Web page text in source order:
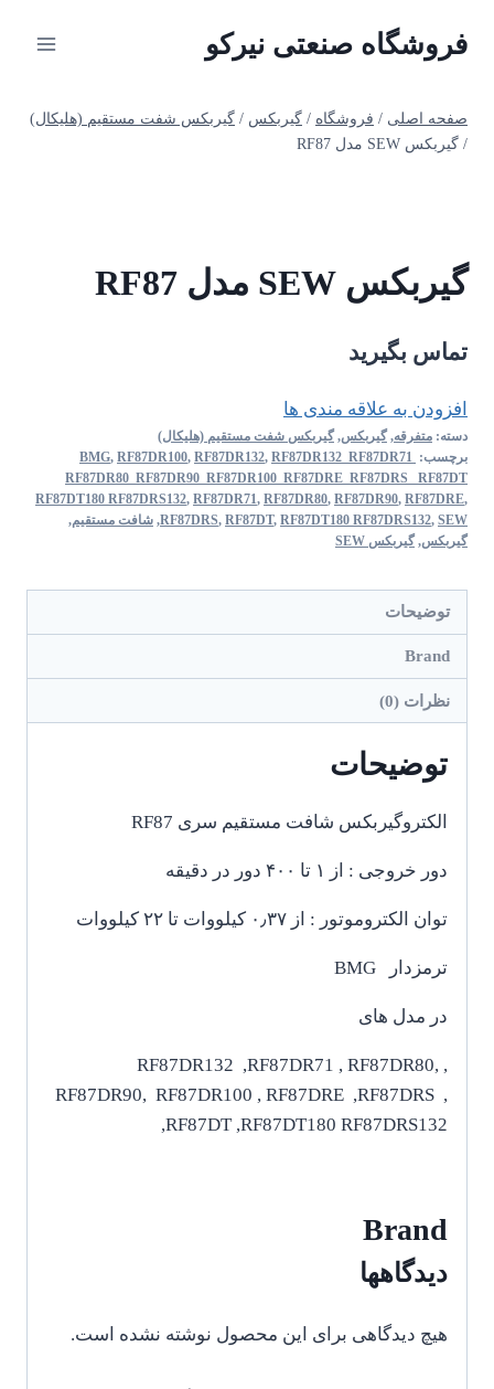
فروشگاه صنعتی نیرکو
صفحه اصلی / فروشگاه / گیربکس / گیربکس شفت مستقیم (هلیکال)
/ گیربکس SEW مدل RF87
گیربکس SEW مدل RF87
تماس بگیرید
افزودن به علاقه مندی ها
دسته: متفرقه,گیربکس,گیربکس شفت مستقیم (هلیکال)
برچسب:
BMG, RF87DR100, RF87DR132, RF87DR132 RF87DR71
RF87DR80 RF87DR90 RF87DR100 RF87DRE RF87DRS RF87DT
RF87DT180 RF87DRS132, RF87DR71, RF87DR80, RF87DR90, RF87DRE,
RF87DRS, RF87DT, RF87DT180 RF87DRS132, SEW
, شافت مستقیم,
گیربکس,گیربکس SEW
توضیحات
Brand
نظرات (0)
توضیحات
الکتروگیربکس شافت مستقیم سری RF87
دور خروجی : از ۱ تا ۴۰۰ دور در دقیقه
توان الکتروموتور : از ۰٫۳۷ کیلووات تا ۲۲ کیلووات
ترمزدار BMG
در مدل های
,RF87DR132 ,RF87DR71 , RF87DR80,
RF87DR90, RF87DR100 , RF87DRE ,RF87DRS ,
RF87DT ,RF87DT180 RF87DRS132,
Brand
دیدگاهها
هیچ دیدگاهی برای این محصول نوشته نشده است.